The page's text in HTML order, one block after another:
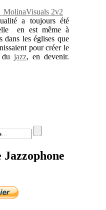
a toujours été
en est même à
dans les églises que
pour créer le
du jazz, en devenir.
Jazzophone